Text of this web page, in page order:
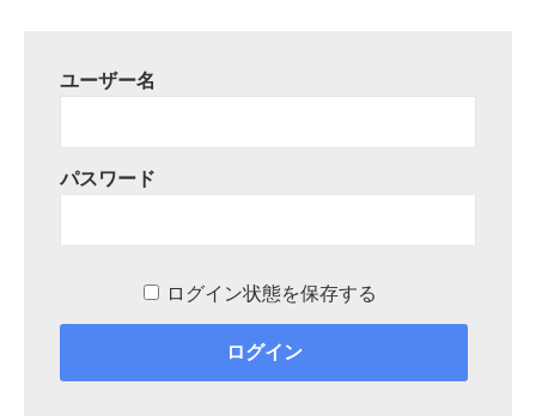
ユーザー名
パスワード
ログイン状態を保存する